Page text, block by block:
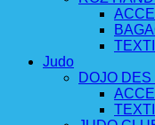
Judo
DOJO